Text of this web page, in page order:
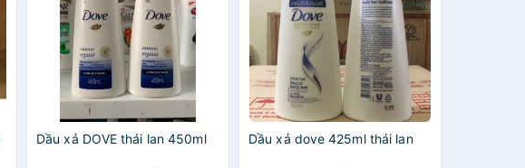
Dầu xả DOVE thái lan 450ml Dầu xả dove 425ml thái lan